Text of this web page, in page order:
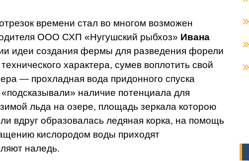
времени стал во многом возмо­жен
ООО СХП «Нугушский рыбхоз» Ивана
идеи создания фермы для разведения форели
характе­ра, сумев воплотить свой
— прохладная вода придонного спуска
наличие по­тенциала для
льда на озере, площадь зеркала которою
вдруг образовалась ле­дяная корка, на помощь
кислоро­дом воды приходят
наледь.